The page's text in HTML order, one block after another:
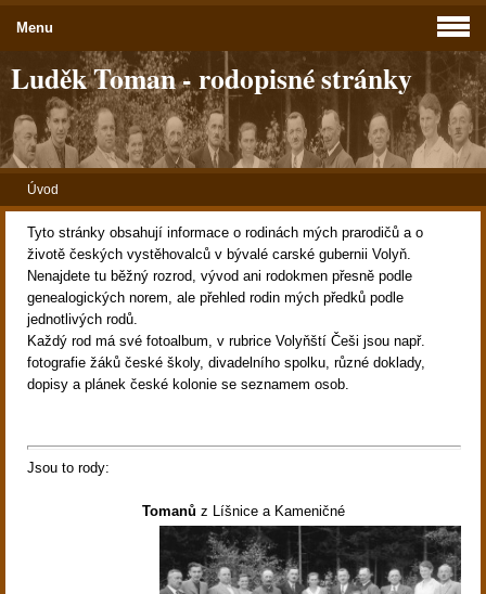
Luděk Toman - rodopisné stránky
Úvod
Tyto stránky obsahují informace o rodinách mých prarodičů a o
životě českých vystěhovalců v bývalé carské gubernii Volyň.
Nenajdete tu běžný rozrod, vývod ani rodokmen přesně podle
genealogických norem, ale přehled rodin mých předků podle
jednotlivých rodů.
Každý rod má své fotoalbum, v rubrice Volyňští Češi jsou např.
fotografie žáků české školy, divadelního spolku, různé doklady,
dopisy a plánek české kolonie se seznamem osob.
Jsou to rody:
Tomanů z Líšnice a Kameničné
Menu